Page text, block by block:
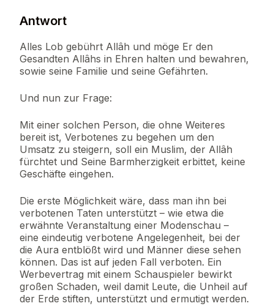
Antwort
Alles Lob gebührt Allâh und möge Er den
Gesandten Allâhs in Ehren halten und bewahren,
sowie seine Familie und seine Gefährten.
Und nun zur Frage:
Mit einer solchen Person, die ohne Weiteres
bereit ist, Verbotenes zu begehen um den
Umsatz zu steigern, soll ein Muslim, der Allâh
fürchtet und Seine Barmherzigkeit erbittet, keine
Geschäfte eingehen.
Die erste Möglichkeit wäre, dass man ihn bei
verbotenen Taten unterstützt – wie etwa die
erwähnte Veranstaltung einer Modenschau –
eine eindeutig verbotene Angelegenheit, bei der
die Aura entblößt wird und Männer diese sehen
können. Das ist auf jeden Fall verboten. Ein
Werbevertrag mit einem Schauspieler bewirkt
großen Schaden, weil damit Leute, die Unheil auf
der Erde stiften, unterstützt und ermutigt werden.